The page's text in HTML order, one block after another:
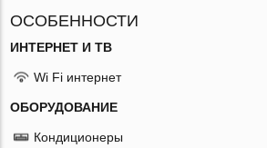
ОСОБЕННОСТИ
ИНТЕРНЕТ И ТВ
Wi Fi интернет
ОБОРУДОВАНИЕ
Кондиционеры